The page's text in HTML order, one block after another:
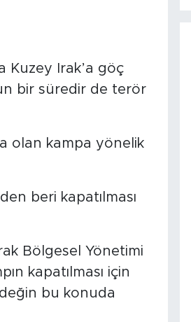
Kuzey Irak’a göç
bir süredir de terör
olan kampa yönelik
beri kapatılması
Bölgesel Yönetimi
kapatılması için
değin bu konuda